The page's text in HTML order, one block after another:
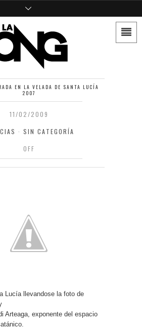
EN LA VELADA DE SANTA LUCÍA
2007
11/02/2009
· SIN CATEGORÍA
OFF
Lucía llevandose la foto de
Arteaga, exponente del espacio